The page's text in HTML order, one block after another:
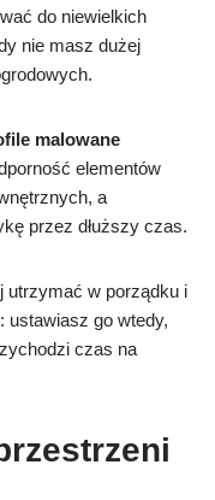
do niewielkich
nie masz dużej
malowane
elementów
a
przez dłuższy czas.
utrzymać w porządku i
ustawiasz go wtedy,
czas na